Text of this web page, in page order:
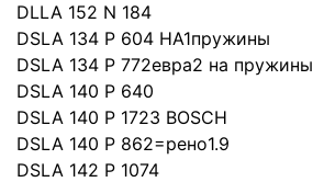
DLLA 152 N 184
DSLA 134 P 604 HA1пружины
DSLA 134 P 772евра2 на пружины
DSLA 140 P 640
DSLA 140 P 1723 BOSCH
DSLA 140 P 862=рено1.9
DSLA 142 P 1074